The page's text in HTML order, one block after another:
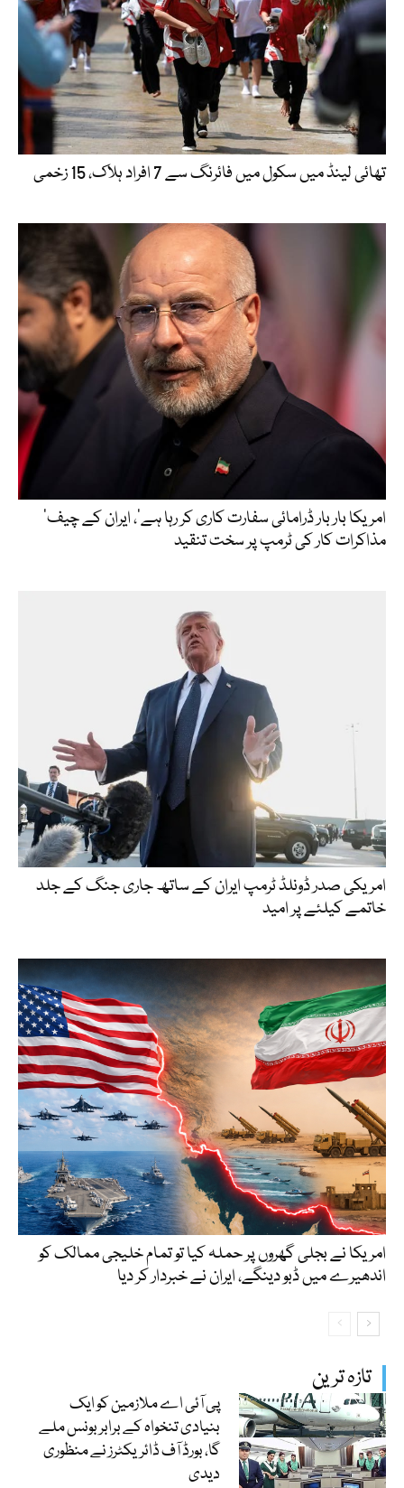
تازہ ترین
پی آئی اے ملازمین کو ایک
بنیادی تنخواہ کے برابر بونس ملے
گا، بورڈ آف ڈائریکٹرز نے منظوری
دیدی
تھائی لینڈ میں سکول میں فائرنگ سے 7 افراد ہلاک، 15 زخمی
’امریکا بار بار ڈرامائی سفارت کاری کر رہا ہے‘، ایران کے چیف
مذاکرات کار کی ٹرمپ پر سخت تنقید
امریکی صدر ڈونلڈ ٹرمپ ایران کے ساتھ جاری جنگ کے جلد
خاتمے کیلئے پر امید
امریکا نے بجلی گھروں پر حملہ کیا تو تمام خلیجی ممالک کو
اندھیرے میں ڈبو دینگے، ایران نے خبردار کر دیا